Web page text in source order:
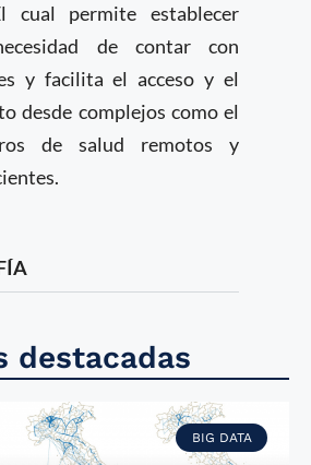
cual permite establecer
de contar con
y facilita el acceso y el
desde complejos como el
de salud remotos y
destacadas
BIG DATA